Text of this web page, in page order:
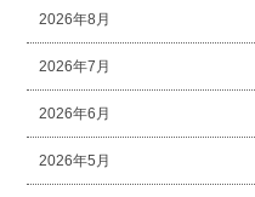
2026年8月
2026年7月
2026年6月
2026年5月